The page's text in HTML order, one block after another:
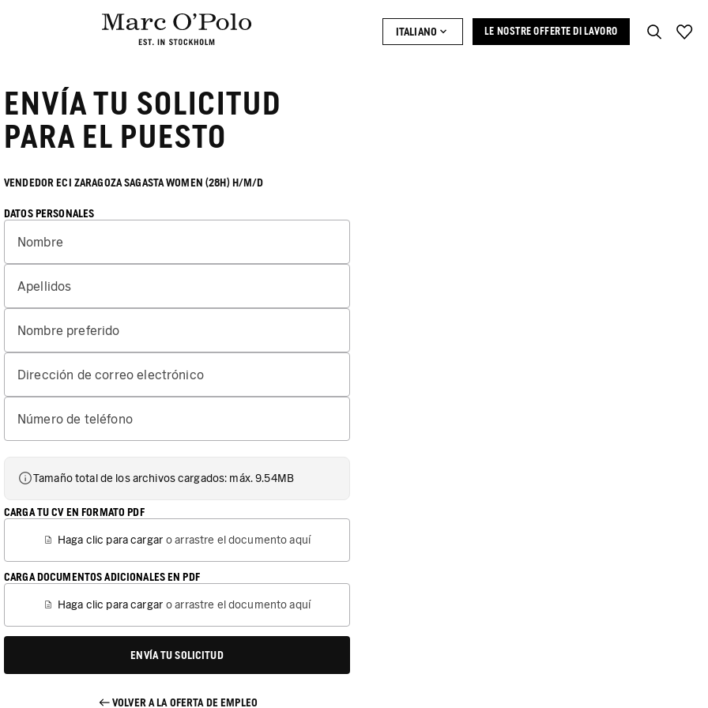
ITALIANO LE NOSTRE OFFERTE DI LAVORO
ENVÍA TU SOLICITUD
PARA EL PUESTO
VENDEDOR ECI ZARAGOZA SAGASTA WOMEN (28H) H/M/D
DATOS PERSONALES
Nombre
Apellidos
Nombre preferido
Dirección de correo electrónico
Número de teléfono
Tamaño total de los archivos cargados: máx. 9.54MB
CARGA TU CV EN FORMATO PDF
Haga clic para cargar o arrastre el documento aquí
CARGA DOCUMENTOS ADICIONALES EN PDF
Haga clic para cargar o arrastre el documento aquí
ENVÍA TU SOLICITUD
VOLVER A LA OFERTA DE EMPLEO